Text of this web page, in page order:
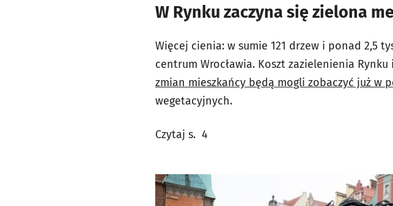
W Rynku zaczyna się zielona
Więcej cienia: w sumie 121 drzew i ponad 2,5
centrum Wrocławia. Koszt zazielenienia
zmian mieszkańcy będą mogli zobaczyć już w
wegetacyjnych.
Czytaj s. 4